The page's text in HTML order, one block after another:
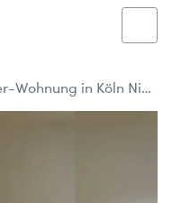
Tausche 4-Zimmer-Wohnung in Köln Nippes gegen kleiner